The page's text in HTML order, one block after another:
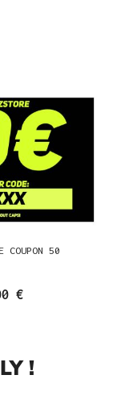
COUPON 50
€
!